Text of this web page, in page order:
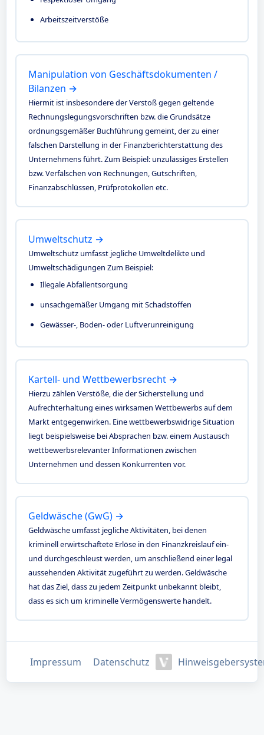
Arbeitszeitverstöße
Manipulation von Geschäftsdokumenten /
Bilanzen →
Hiermit ist insbesondere der Verstoß gegen geltende
Rechnungslegungsvorschriften bzw. die Grundsätze
ordnungsgemäßer Buchführung gemeint, der zu einer
falschen Darstellung in der Finanzberichterstattung des
Unternehmens führt. Zum Beispiel: unzulässiges Erstellen
bzw. Verfälschen von Rechnungen, Gutschriften,
Finanzabschlüssen, Prüfprotokollen etc.
Umweltschutz →
Umweltschutz umfasst jegliche Umweltdelikte und
Umweltschädigungen Zum Beispiel:
Illegale Abfallentsorgung
unsachgemäßer Umgang mit Schadstoffen
Gewässer-, Boden- oder Luftverunreinigung
Kartell- und Wettbewerbsrecht →
Hierzu zählen Verstöße, die der Sicherstellung und
Aufrechterhaltung eines wirksamen Wettbewerbs auf dem
Markt entgegenwirken. Eine wettbewerbswidrige Situation
liegt beispielsweise bei Absprachen bzw. einem Austausch
wettbewerbsrelevanter Informationen zwischen
Unternehmen und dessen Konkurrenten vor.
Geldwäsche (GwG) →
Geldwäsche umfasst jegliche Aktivitäten, bei denen
kriminell erwirtschaftete Erlöse in den Finanzkreislauf ein-
und durchgeschleust werden, um anschließend einer legal
aussehenden Aktivität zugeführt zu werden. Geldwäsche
hat das Ziel, dass zu jedem Zeitpunkt unbekannt bleibt,
dass es sich um kriminelle Vermögenswerte handelt.
Impressum Datenschutz